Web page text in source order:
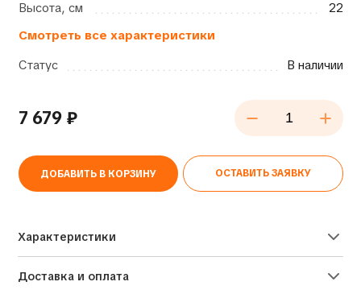
Высота, см
22
Смотреть все характеристики
Статус
В наличии
7 679 ₽
ДОБАВИТЬ В КОРЗИНУ ОСТАВИТЬ ЗАЯВКУ
Характеристики
Доставка и оплата